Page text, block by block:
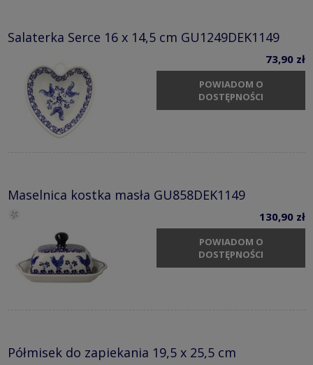
Salaterka Serce 16 x 14,5 cm GU1249DEK1149
73,90 zł
POWIADOM O
DOSTĘPNOŚCI
Maselnica kostka masła GU858DEK1149
130,90 zł
POWIADOM O
DOSTĘPNOŚCI
Półmisek do zapiekania 19,5 x 25,5 cm